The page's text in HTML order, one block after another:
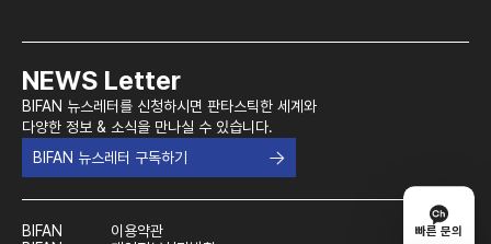
빠른 문의
NEWS Letter
BIFAN 뉴스레터를 신청하시면 판타스틱한 세계와
다양한 정보 & 소식을 만나실 수 있습니다.
BIFAN 뉴스레터 구독하기
BIFAN
이용약관